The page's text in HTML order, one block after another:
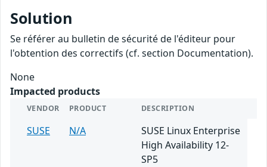
Solution
Se référer au bulletin de sécurité de l'éditeur pour
l'obtention des correctifs (cf. section Documentation).
None
Impacted products
VENDOR PRODUCT DESCRIPTION
SUSE N/A
SUSE Linux Enterprise
High Availability 12-
SP5